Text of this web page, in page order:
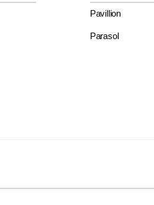
Pavillion
Parasol